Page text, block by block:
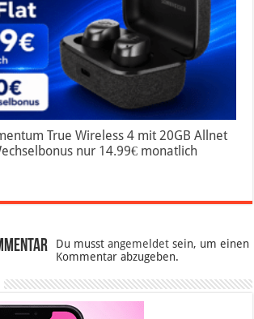
True Wireless 4 mit 20GB Allnet
nur 14.99€ monatlich
Du musstangemeldet sein, um einen
Kommentar abzugeben.